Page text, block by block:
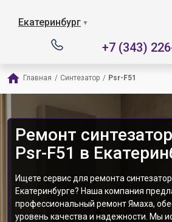
Екатеринбург ▼
+7 (343)
Главная / Синтезатор / Psr-F51
Ремонт
Psr-F51 в
Ищете сервис для ремонта
Екатеринбурге? Наша компания
профессиональный ремонт Ямаха,
уровень качества и надежности. Мы